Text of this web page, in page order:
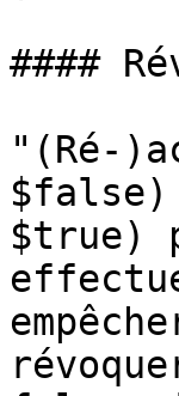
####
"(Ré-
$true)